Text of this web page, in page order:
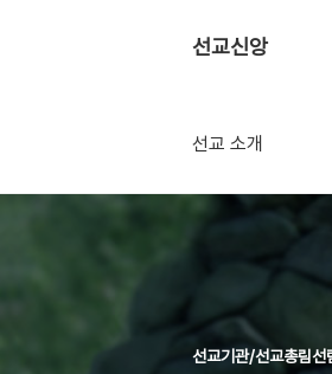
선교신앙
선교 소개
선교기관/선교총림선